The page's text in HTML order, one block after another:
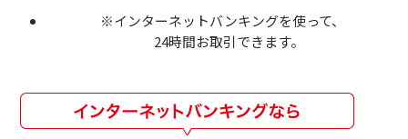
※インターネットバンキングを使って、
24時間お取引できます。